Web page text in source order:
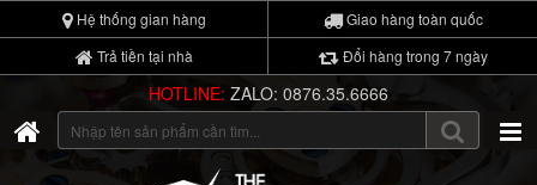
Hệ thống gian hàng
Giao hàng toàn quốc
Trả tiền tại nhà
Đổi hàng trong 7 ngày
HOTLINE: ZALO: 0876.35.6666